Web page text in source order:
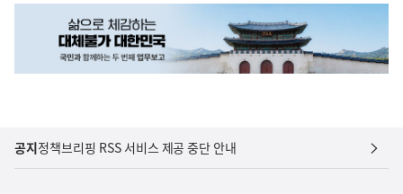
공지정책브리핑 RSS 서비스 제공 중단 안내